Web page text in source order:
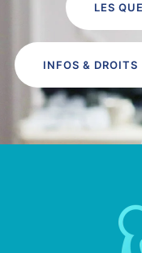
LES
INFOS & DROITS